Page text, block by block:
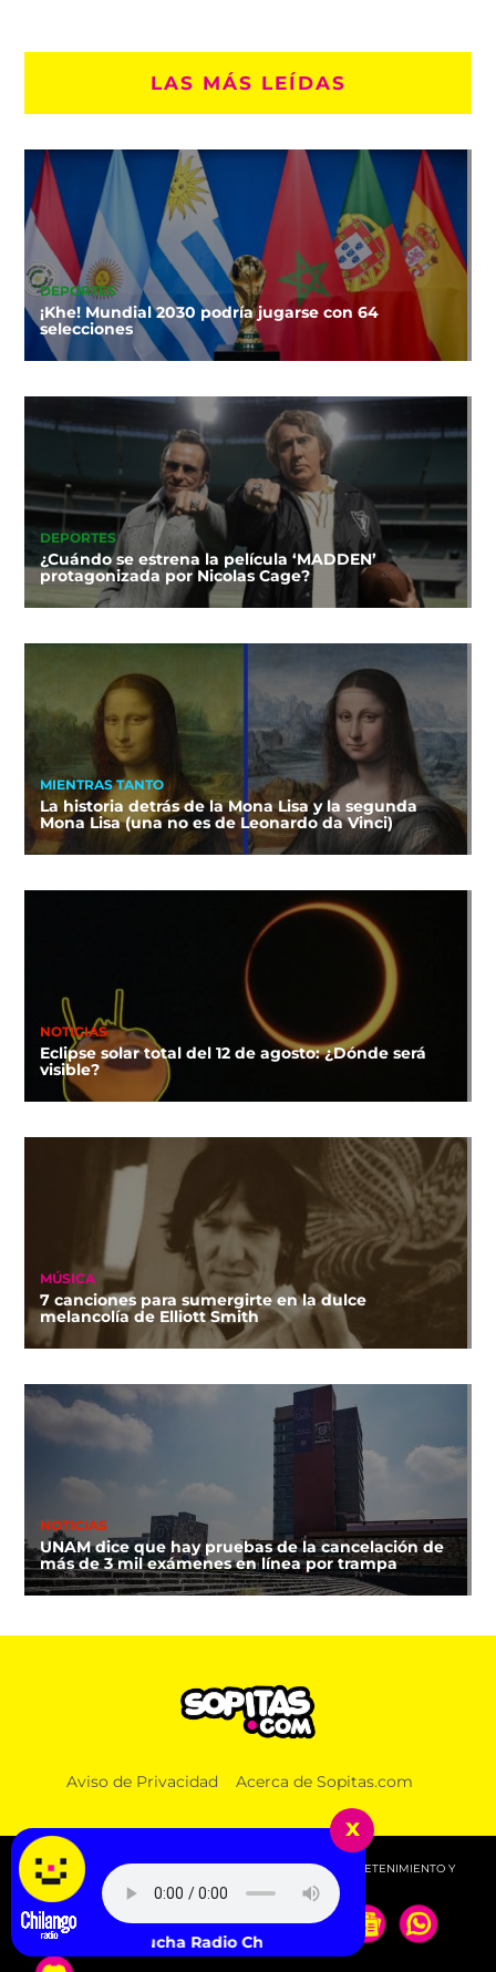
LAS MÁS LEÍDAS
DEPORTES
¡Khe! Mundial 2030 podría jugarse con 64
selecciones
DEPORTES
¿Cuándo se estrena la película ‘MADDEN’
protagonizada por Nicolas Cage?
MIENTRAS TANTO
La historia detrás de la Mona Lisa y la segunda
Mona Lisa (una no es de Leonardo da Vinci)
NOTICIAS
Eclipse solar total del 12 de agosto: ¿Dónde será
visible?
MÚSICA
7 canciones para sumergirte en la dulce
melancolía de Elliott Smith
NOTICIAS
UNAM dice que hay pruebas de la cancelación de
más de 3 mil exámenes en línea por trampa
Aviso de Privacidad Acerca de Sopitas.com
© 2026 SOPITAS.COM - MÚSICA, NOTICIAS, DEPORTES, ENTRETENIMIENTO Y
MÁS!.
x
Escucha Radio Chilango -